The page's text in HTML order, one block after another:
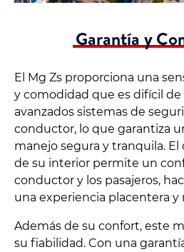
Garantía y
El Mg Zs proporciona una
y comodidad que es difícil de
avanzados sistemas de
conductor, lo que garantiza
manejo segura y tranquila.
de su interior permite un
conductor y los pasajeros,
una experiencia placentera y
Además de su confort, este
su fiabilidad. Con una